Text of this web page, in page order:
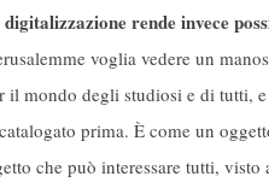
rende invece
voglia vedere un
il mondo degli studiosi e di tutti,
prima. È come un
che può interessare tutti,